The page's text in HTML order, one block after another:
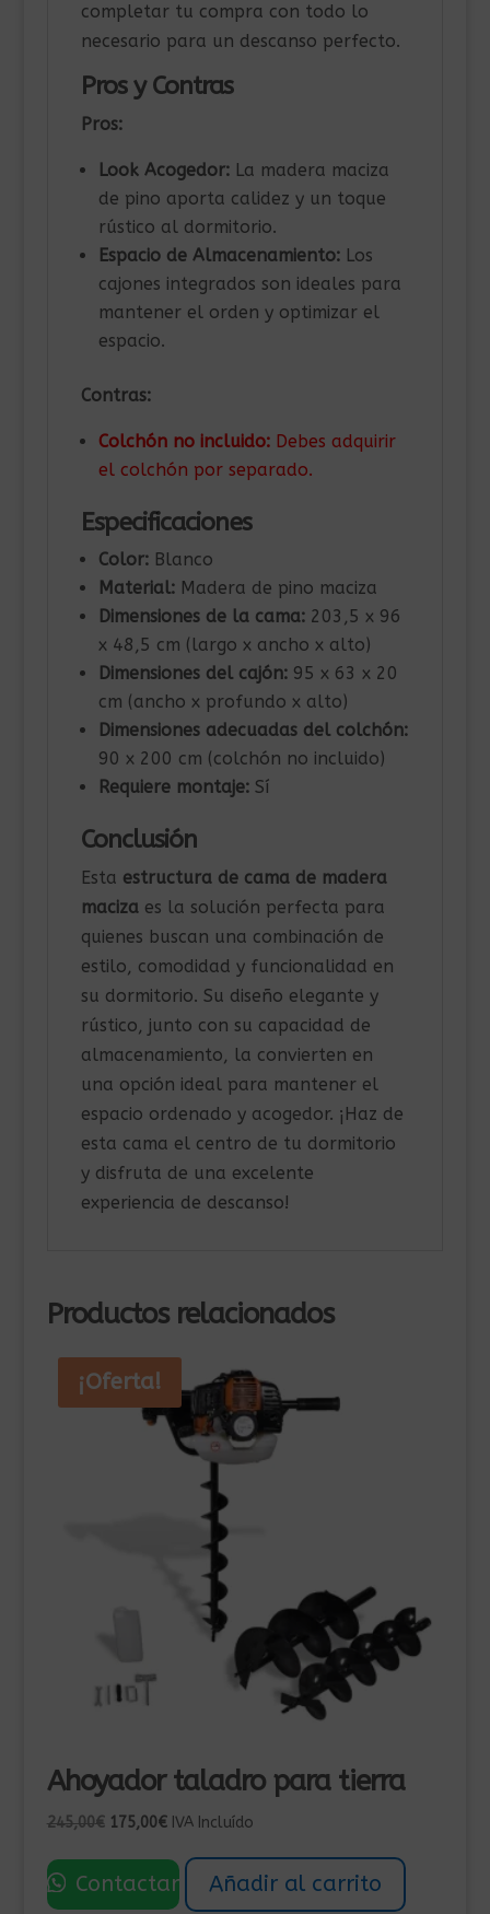
completar tu compra con todo lo
necesario para un descanso perfecto.
Pros y Contras
Pros:
Look Acogedor:La madera maciza
de pino aporta calidez y un toque
rústico al dormitorio.
Espacio de Almacenamiento:Los
cajones integrados son ideales para
mantener el orden y optimizar el
espacio.
Contras:
Colchón no incluido:Debes adquirir
el colchón por separado.
Especificaciones
Color:Blanco
Material:Madera de pino maciza
Dimensiones de la cama:203,5 x 96
x 48,5 cm (largo x ancho x alto)
Dimensiones del cajón:95 x 63 x 20
cm (ancho x profundo x alto)
Dimensiones adecuadas del colchón:
90 x 200 cm (colchón no incluido)
Requiere montaje:Sí
Conclusión
Esta estructura de cama de madera
macizaes la solución perfecta para
quienes buscan una combinación de
estilo, comodidad y funcionalidad en
su dormitorio. Su diseño elegante y
rústico, junto con su capacidad de
almacenamiento, la convierten en
una opción ideal para mantener el
espacio ordenado y acogedor. ¡Haz de
esta cama el centro de tu dormitorio
y disfruta de una excelente
experiencia de descanso!
Productos relacionados
¡Oferta!
Ahoyador taladro para tierra
245,00€ El
original
era:
175,00€El
actual
es:
IVA Incluído
Contactar Añadir al carrito